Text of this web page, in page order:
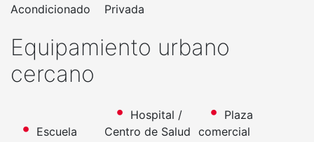
Acondicionado
Privada
Equipamiento urbano
cercano
Escuela
Hospital /
Centro de Salud
Plaza
comercial